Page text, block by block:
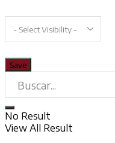
No Result
View All Result